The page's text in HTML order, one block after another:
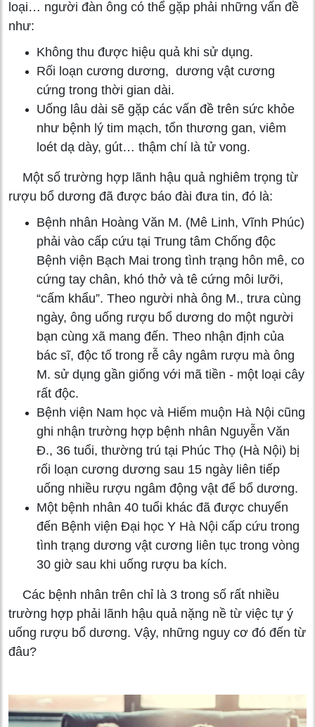
loại… người đàn ông có thể gặp phải những vấn đề
như:
Không thu được hiệu quả khi sử dụng.
Rối loạn cương dương, dương vật cương
cứng trong thời gian dài.
Uống lâu dài sẽ gặp các vấn đề trên sức khỏe
như bệnh lý tim mạch, tổn thương gan, viêm
loét dạ dày, gút… thậm chí là tử vong.
Một số trường hợp lãnh hậu quả nghiêm trọng từ
rượu bổ dương đã được báo đài đưa tin, đó là:
Bệnh nhân Hoàng Văn M. (Mê Linh, Vĩnh Phúc)
phải vào cấp cứu tại Trung tâm Chống độc
Bệnh viện Bạch Mai trong tình trạng hôn mê, co
cứng tay chân, khó thở và tê cứng môi lưỡi,
“cấm khẩu”. Theo người nhà ông M., trưa cùng
ngày, ông uống rượu bổ dương do một người
bạn cùng xã mang đến. Theo nhận định của
bác sĩ, độc tố trong rễ cây ngâm rượu mà ông
M. sử dụng gần giống với mã tiền - một loại cây
rất độc.
Bệnh viện Nam học và Hiếm muộn Hà Nội cũng
ghi nhận trường hợp bệnh nhân Nguyễn Văn
Đ., 36 tuổi, thường trú tại Phúc Thọ (Hà Nội) bị
rối loạn cương dương sau 15 ngày liên tiếp
uống nhiều rượu ngâm động vật để bổ dương.
Một bệnh nhân 40 tuổi khác đã được chuyển
đến Bệnh viện Đại học Y Hà Nội cấp cứu trong
tình trạng dương vật cương liên tục trong vòng
30 giờ sau khi uống rượu ba kích.
Các bệnh nhân trên chỉ là 3 trong số rất nhiều
trường hợp phải lãnh hậu quả nặng nề từ việc tự ý
uống rượu bổ dương. Vậy, những nguy cơ đó đến từ
đâu?